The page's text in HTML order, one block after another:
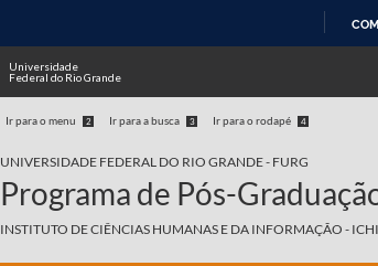
Universidade
Federal do Rio Grande
Ir para o menu 2 Ir para a busca 3 Ir para o rodapé 4
UNIVERSIDADE FEDERAL DO RIO GRANDE - FURG
Programa de Pós-
INSTITUTO DE CIÊNCIAS HUMANAS E DA INFORMAÇÃO - ICHI